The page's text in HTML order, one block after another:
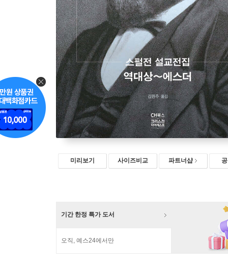
미리보기 사이즈비교 파트너샵
기간 한정 특가 도서
오직, 예스24에서만